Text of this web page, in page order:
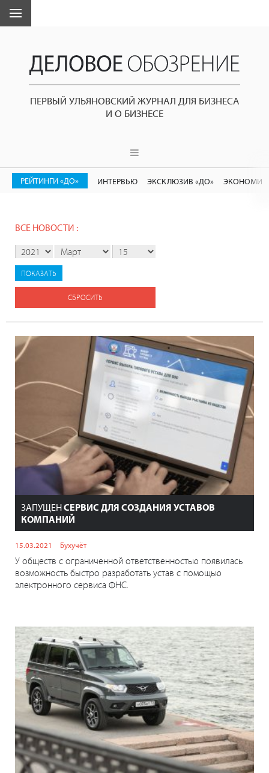
ПЕРВЫЙ УЛЬЯНОВСКИЙ ЖУРНАЛ ДЛЯ БИЗНЕСА
И О БИЗНЕСЕ
РЕЙТИНГИ «ДО» ИНТЕРВЬЮ ЭКСКЛЮЗИВ «ДО»
ВСЕ НОВОСТИ :
СБРОСИТЬ
ЗАПУЩЕНСЕРВИС ДЛЯ СОЗДАНИЯ УСТАВОВ
КОМПАНИЙ
15.03.2021 Бухучёт
У обществ с ограниченной ответственностью появилась
возможность быстро разработать устав с помощью
электронного сервиса ФНС.